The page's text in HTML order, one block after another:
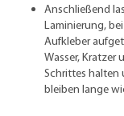
Anschließend
Laminierung,
Aufkleber
Wasser, Kratzer
Schrittes halten
bleiben lange